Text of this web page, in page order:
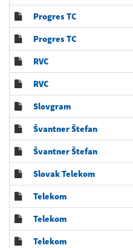
Progres TC
Progres TC
RVC
RVC
Slovgram
Švantner Štefan
Švantner Štefan
Slovak Telekom
Telekom
Telekom
Telekom